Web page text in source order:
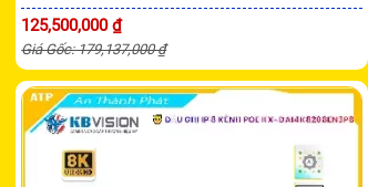
125,500,000 ₫
Giá Gốc: 179,137,000 ₫